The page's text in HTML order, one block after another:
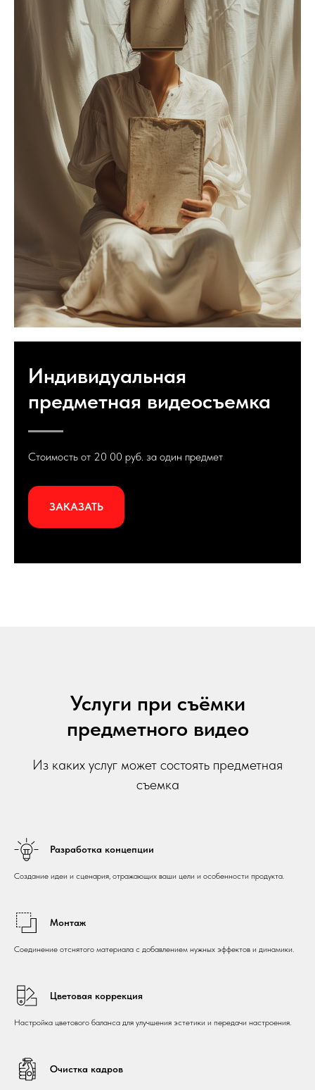
Индивидуальная
предметная видеосъемка
Стоимость от 20 00 руб. за один предмет
ЗАКАЗАТЬ
Услуги при съёмки
предметного видео
Из каких услуг может состоять предметная
съемка
Разработка концепции
Создание идеи и сценария, отражающих ваши цели и особенности продукта.
Монтаж
Соединение отснятого материала с добавлением нужных эффектов и динамики.
Цветовая коррекция
Настройка цветового баланса для улучшения эстетики и передачи настроения.
Очистка кадров